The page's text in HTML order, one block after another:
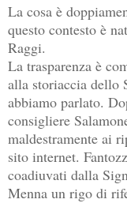
La cosa è
questo contesto è
Raggi.
La trasparenza è
alla storiaccia dello
abbiamo parlato.
consigliere
maldestramente ai
sito internet.
coadiuvati dalla
Menna un rigo di